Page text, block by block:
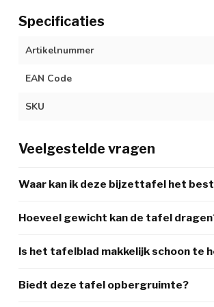
Specificaties
Artikelnummer
EAN Code
SKU
Veelgestelde vragen
Waar kan ik deze bijzettafel het
Hoeveel gewicht kan de tafel
Is het tafelblad makkelijk schoon te
Biedt deze tafel opbergruimte?